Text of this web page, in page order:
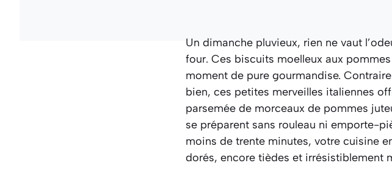
Un dimanche pluvieux, rien ne vaut
four. Ces biscuits moelleux aux
moment de pure gourmandise.
bien, ces petites merveilles italiennes
parsemée de morceaux de pommes
se préparent sans rouleau ni emporte-
moins de trente minutes, votre cuisine
dorés, encore tièdes et irrésistiblement